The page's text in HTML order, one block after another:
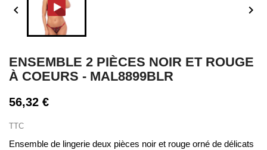
 
ENSEMBLE 2 PIÈCES NOIR ET ROUGE
À COEURS - MAL8899BLR
56,32 €
TTC
Ensemble de lingerie deux pièces noir et rouge orné de délicats